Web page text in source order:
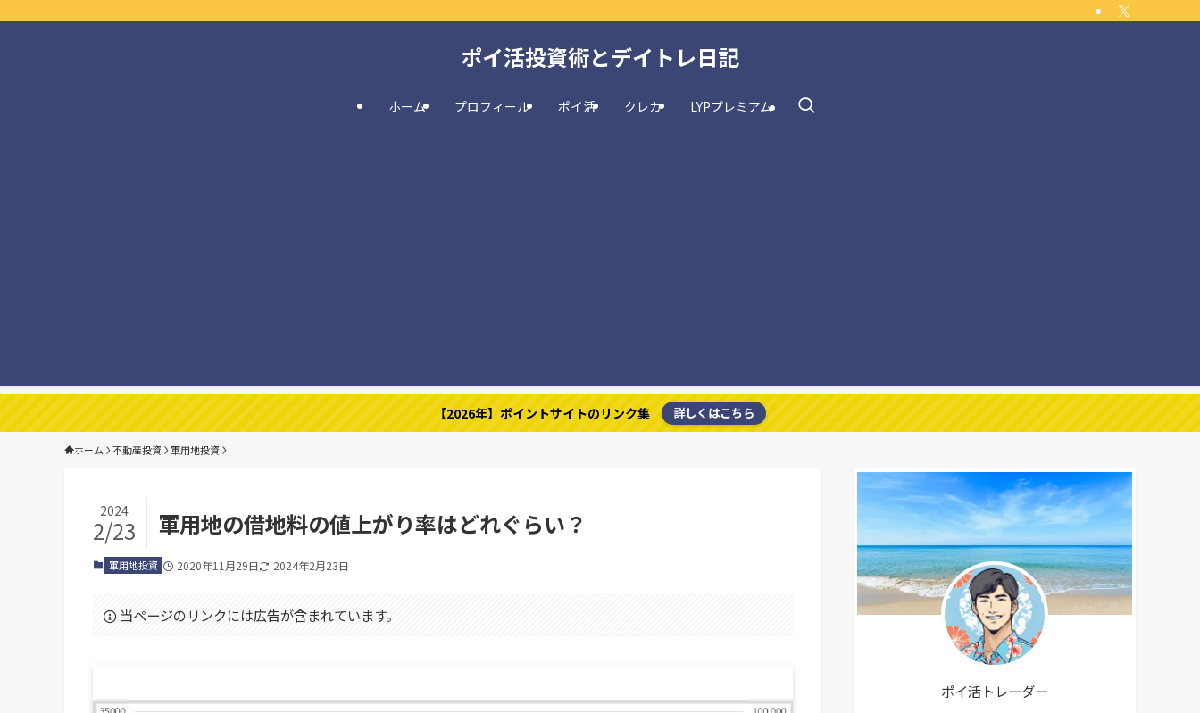
ポイ活投資術とデイトレ日記
ホーム プロフィール ポイ活 クレカ LYPプレミアム
【2026年】ポイントサイトのリンク集 詳しくはこちら
ホーム 不動産投資 軍用地投資
軍用地の借地料の値上がり率はどれぐらい？
2024
2/23
軍用地投資 2020年11月29日 2024年2月23日
当ページのリンクには広告が含まれています。
ポイ活トレーダー